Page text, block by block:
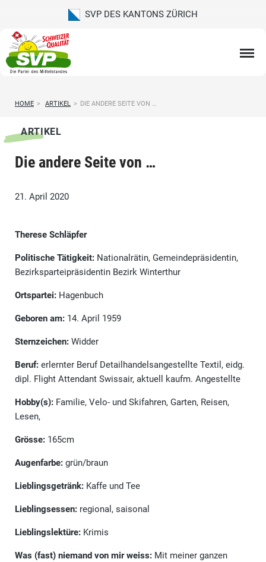
SVP DES KANTONS ZÜRICH
HOME > ARTIKEL > DIE ANDERE SEITE VON …
ARTIKEL
Die andere Seite von …
21. April 2020
Therese Schläpfer
Politische Tätigkeit: Nationalrätin, Gemeindepräsidentin,
Bezirksparteipräsidentin Bezirk Winterthur
Ortspartei: Hagenbuch
Geboren am: 14. April 1959
Sternzeichen: Widder
Beruf: erlernter Beruf Detailhandelsangestellte Textil, eidg.
dipl. Flight Attendant Swissair, aktuell kaufm. Angestellte
Hobby(s): Familie, Velo- und Skifahren, Garten, Reisen,
Lesen,
Grösse: 165cm
Augenfarbe: grün/braun
Lieblingsgetränk: Kaffe und Tee
Lieblingsessen: regional, saisonal
Lieblingslektüre: Krimis
Was (fast) niemand von mir weiss: Mit meiner ganzen